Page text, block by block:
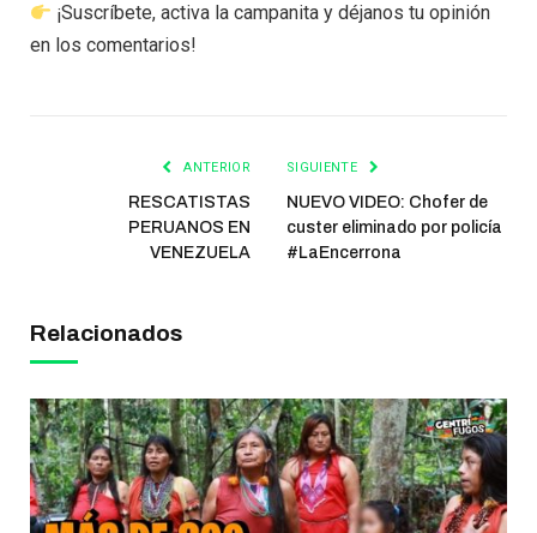
¡Suscríbete, activa la campanita y déjanos tu opinión
en los comentarios!
ANTERIOR
RESCATISTAS
PERUANOS EN
VENEZUELA
SIGUIENTE
NUEVO VIDEO: Chofer de
custer eliminado por policía
#LaEncerrona
Relacionados